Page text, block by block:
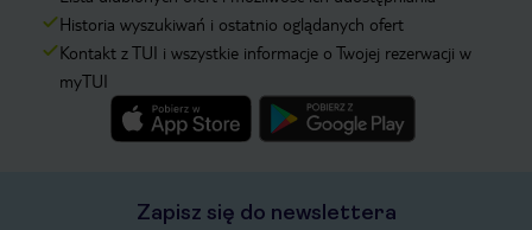
Historia wyszukiwań i ostatnio oglądanych ofert
Kontakt z TUI i wszystkie informacje o Twojej rezerwacji w
myTUI
Zapisz się do newslettera